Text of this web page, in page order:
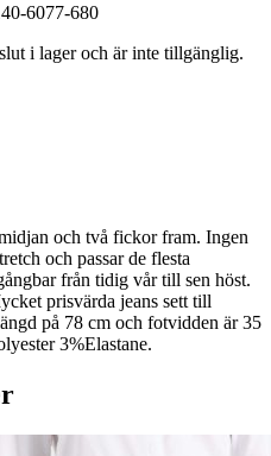
6077-680
i lager och är inte tillgänglig.
och två fickor fram. Ingen
och passar de flesta
från tidig vår till sen höst.
prisvärda jeans sett till
på 78 cm och fotvidden är 35
3%Elastane.